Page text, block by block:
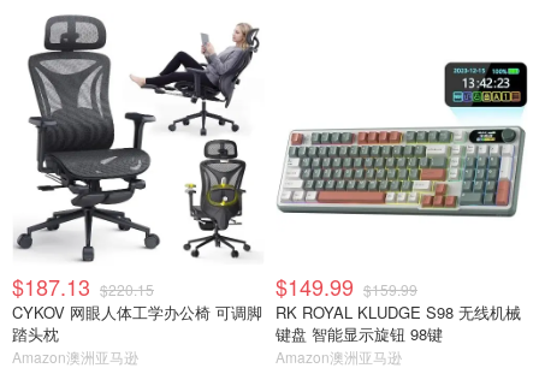
$187.13 $220.15
CYKOV 网眼人体工学办公椅 可调脚
踏头枕
Amazon澳洲亚马逊
$149.99 $159.99
RK ROYAL KLUDGE S98 无线机械
键盘 智能显示旋钮 98键
Amazon澳洲亚马逊